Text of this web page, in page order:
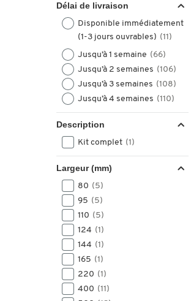
Délai de livraison
Disponible immédiatement
(1-3 jours ouvrables) (11)
Jusqu’à 1 semaine (66)
Jusqu’à 2 semaines (106)
Jusqu’à 3 semaines (108)
Jusqu’à 4 semaines (110)
Description
Kit complet (1)
Largeur (mm)
80 (5)
95 (5)
110 (5)
124 (1)
144 (1)
165 (1)
220 (1)
400 (11)